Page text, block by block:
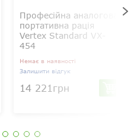
Професійна аналогова
портативна рація
Vertex Standard VX-
454
Немає в наявності
Залишити відгук
14 221грн